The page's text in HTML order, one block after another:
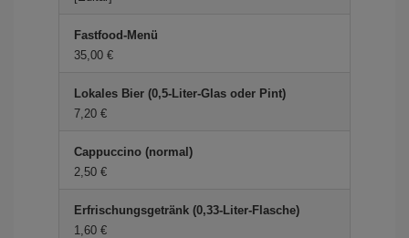
Fastfood-Menü
35,00 €
Lokales Bier (0,5-Liter-Glas oder Pint)
7,20 €
Cappuccino (normal)
2,50 €
Erfrischungsgetränk (0,33-Liter-Flasche)
1,60 €